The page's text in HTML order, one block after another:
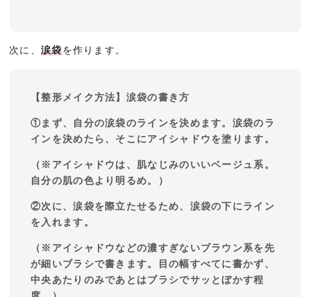
次に、 涙袋を作ります。
【整形メイク方法】涙袋の書き方
①まず、自分の涙袋のラインを決めます。涙袋のラ
インを決めたら、そこにアイシャドウを塗ります。
（※アイシャドウは、肌なじみのいいベージュ系。
自分の肌の色より明るめ。）
②次に、涙袋を際立たせるため、涙袋の下にライン
を入れます。
（※アイシャドウなどの濃すぎないブラウン系を先
が細いブラシで書きます。目の幅すべてに書かず、
中央あたりのみであとはブラシでサッとぼかす程